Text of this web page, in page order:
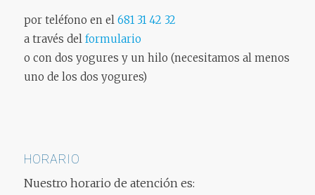
por teléfono en el 681 31 42 32
a través del formulario
o con dos yogures y un hilo (necesitamos al menos
uno de los dos yogures)
HORARIO
Nuestro horario de atención es: